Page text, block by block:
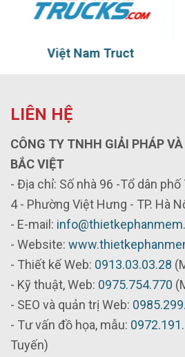
Việt Nam Truct
LIÊN HỆ
CÔNG TY TNHH GIẢI PHÁP
BẮC VIỆT
- Địa chỉ: Số nhà 96 -Tổ dân
4 - Phường Việt Hưng - TP. Hà
- E-mail:
- Website:
- Thiết kế Web: 0913.03.03.28
- Kỹ thuật, Web: 0975.754.770
- SEO và quản trị Web:
- Tư vấn đồ họa, mẫu:
Tuyến)